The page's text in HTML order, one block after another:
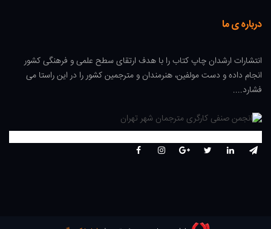
درباره ی ما
انتشارات ارشدان چاپ کتاب را با هدف ارتقای سطح علمی و فرهنگی کشور
انجام داده و دست مولفین، هنرمندان و مترجمین کشور را در این راستا می
فشارد....